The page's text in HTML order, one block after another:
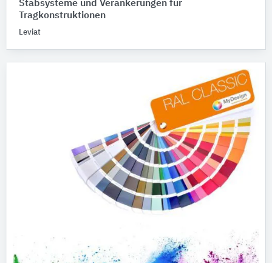
Stabsysteme und Verankerungen für
Tragkonstruktionen
Leviat